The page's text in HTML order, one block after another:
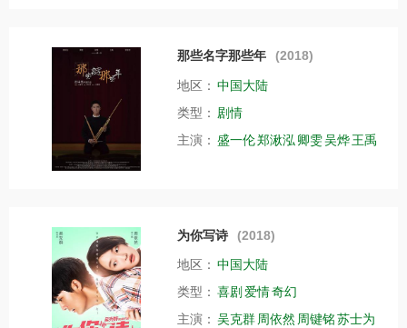
那些名字那些年 (2018)
地区： 中国大陆
类型： 剧情
主演： 盛一伦郑湫泓 卿雯吴烨王禹
为你写诗 (2018)
地区： 中国大陆
类型： 喜剧 爱情奇幻
主演： 吴克群周依然 周键铭苏士为